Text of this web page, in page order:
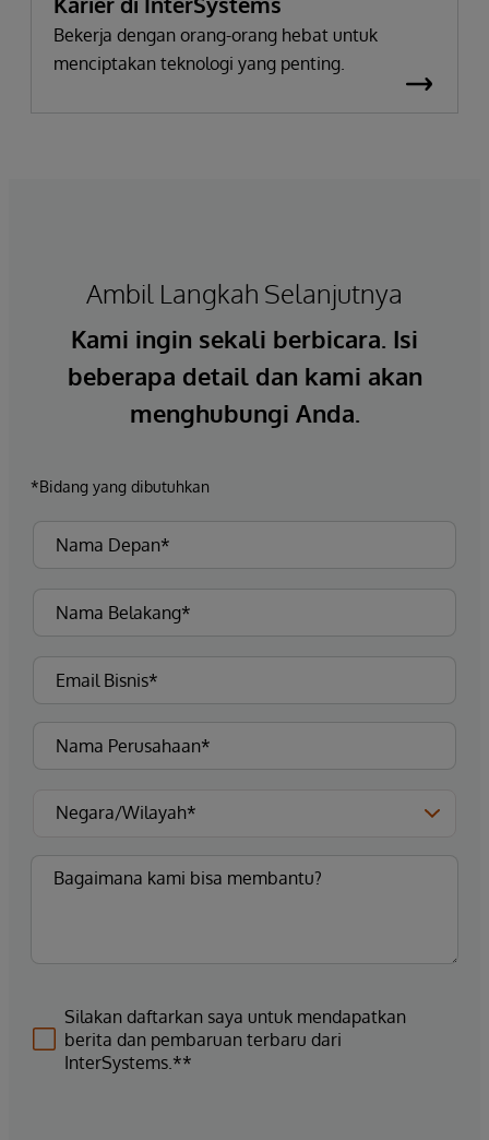
Bekerja dengan orang-orang hebat untuk
menciptakan teknologi yang penting.
Ambil Langkah Selanjutnya
Kami ingin sekali berbicara. Isi
beberapa detail dan kami akan
menghubungi Anda.
*Bidang yang dibutuhkan
Silakan daftarkan saya untuk mendapatkan
berita dan pembaruan terbaru dari
InterSystems.**